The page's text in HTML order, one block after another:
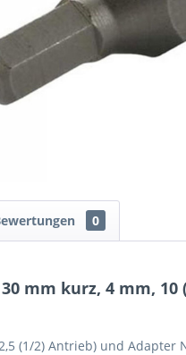
0
mm kurz, 4 mm, 10
(1/2) Antrieb) und Adapter